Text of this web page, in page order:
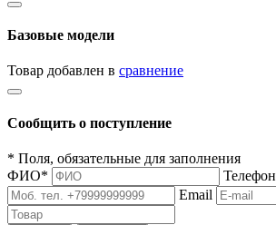
Базовые модели
Товар добавлен в сравнение
Сообщить о поступление
* Поля, обязательные для заполнения
ФИО* Телефон
Email